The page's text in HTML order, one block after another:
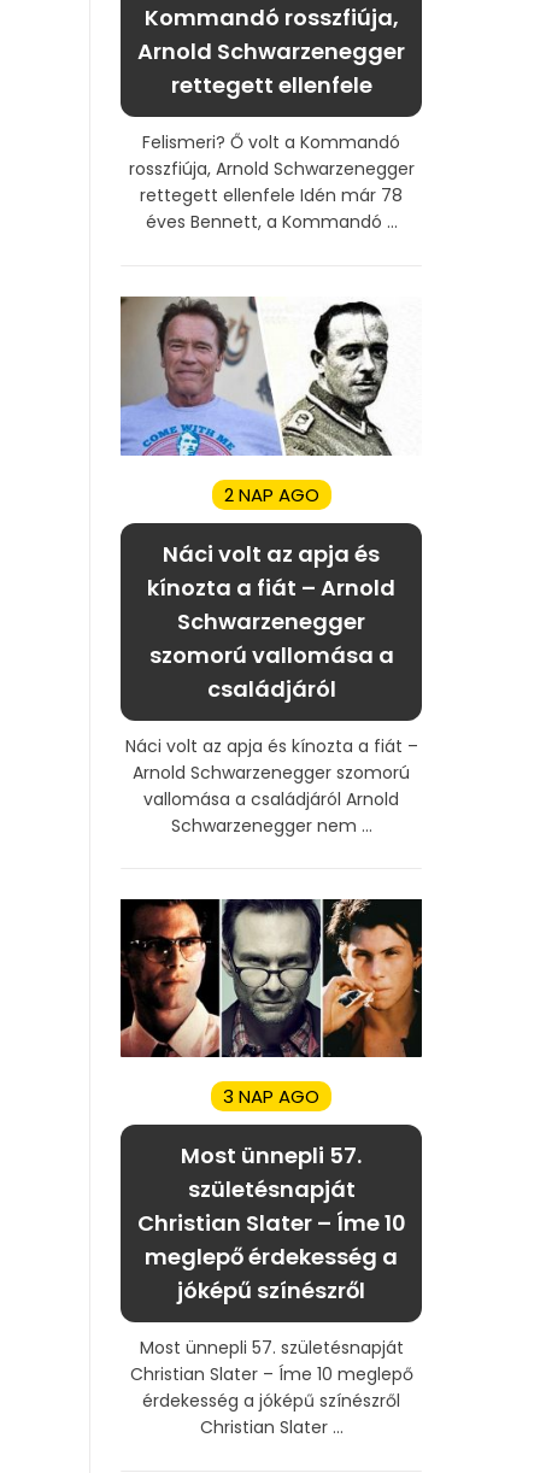
Kommandó rosszfiúja,
Arnold Schwarzenegger
rettegett ellenfele
Felismeri? Ő volt a Kommandó
rosszfiúja, Arnold Schwarzenegger
rettegett ellenfele Idén már 78
éves Bennett, a Kommandó ...
2 NAP AGO
Náci volt az apja és
kínozta a fiát – Arnold
Schwarzenegger
szomorú vallomása a
családjáról
Náci volt az apja és kínozta a fiát –
Arnold Schwarzenegger szomorú
vallomása a családjáról Arnold
Schwarzenegger nem ...
3 NAP AGO
Most ünnepli 57.
születésnapját
Christian Slater – Íme 10
meglepő érdekesség a
jóképű színészről
Most ünnepli 57. születésnapját
Christian Slater – Íme 10 meglepő
érdekesség a jóképű színészről
Christian Slater ...